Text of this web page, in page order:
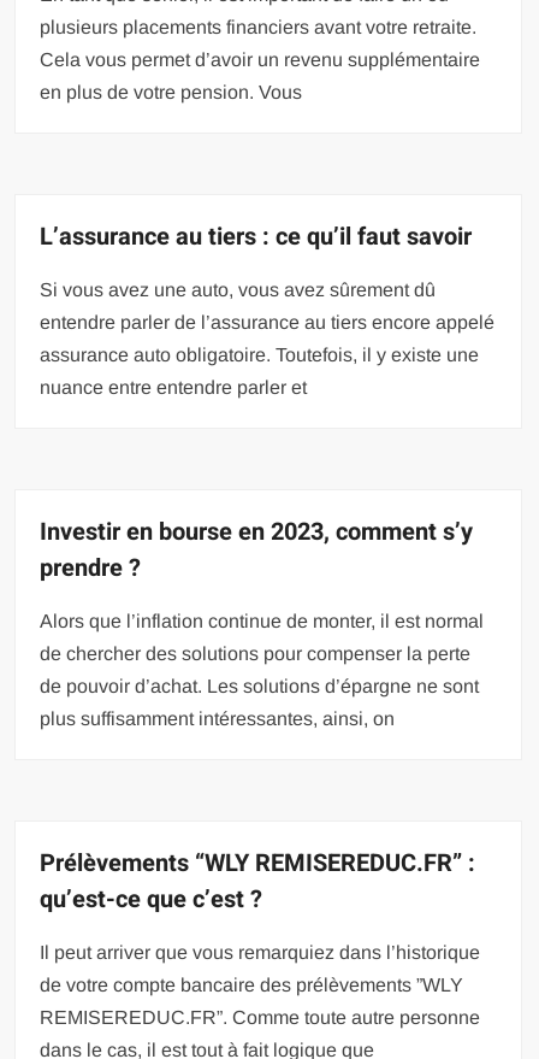
plusieurs placements financiers avant votre retraite.
Cela vous permet d’avoir un revenu supplémentaire
en plus de votre pension. Vous
L’assurance au tiers : ce qu’il faut savoir
Si vous avez une auto, vous avez sûrement dû
entendre parler de l’assurance au tiers encore appelé
assurance auto obligatoire. Toutefois, il y existe une
nuance entre entendre parler et
Investir en bourse en 2023, comment s’y
prendre ?
Alors que l’inflation continue de monter, il est normal
de chercher des solutions pour compenser la perte
de pouvoir d’achat. Les solutions d’épargne ne sont
plus suffisamment intéressantes, ainsi, on
Prélèvements “WLY REMISEREDUC.FR” :
qu’est-ce que c’est ?
Il peut arriver que vous remarquiez dans l’historique
de votre compte bancaire des prélèvements ”WLY
REMISEREDUC.FR”. Comme toute autre personne
dans le cas, il est tout à fait logique que